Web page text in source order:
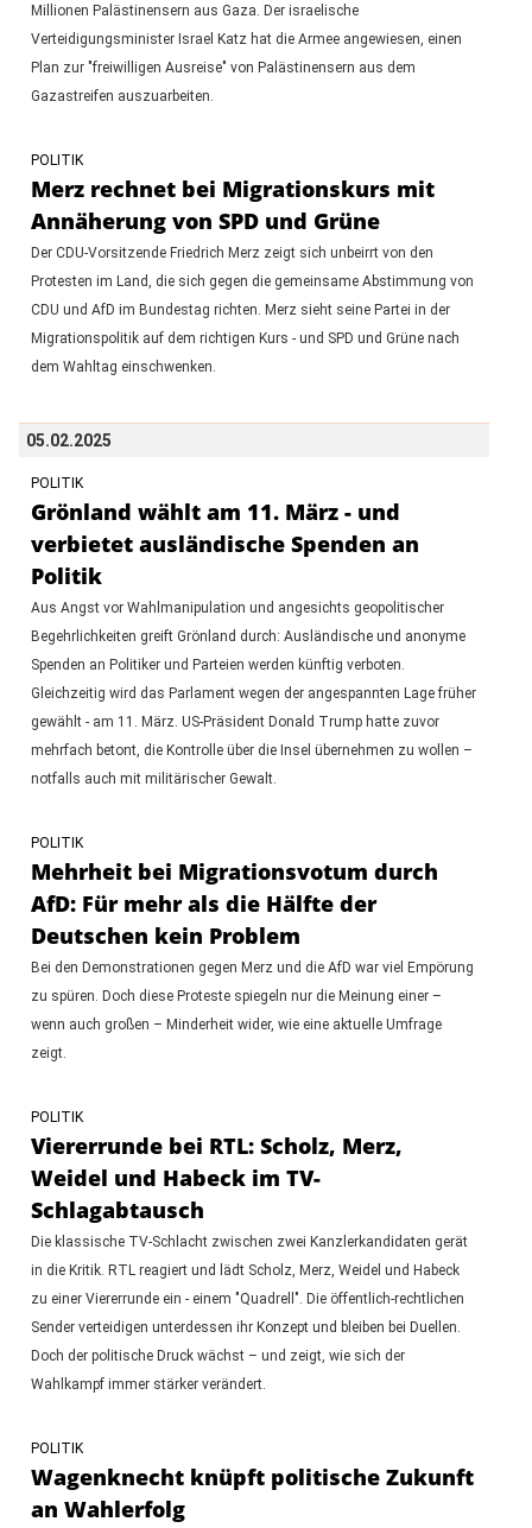
Millionen Palästinensern aus Gaza. Der israelische
Verteidigungsminister Israel Katz hat die Armee angewiesen, einen
Plan zur "freiwilligen Ausreise" von Palästinensern aus dem
Gazastreifen auszuarbeiten.
POLITIK
Merz rechnet bei Migrationskurs mit
Annäherung von SPD und Grüne
Der CDU-Vorsitzende Friedrich Merz zeigt sich unbeirrt von den
Protesten im Land, die sich gegen die gemeinsame Abstimmung von
CDU und AfD im Bundestag richten. Merz sieht seine Partei in der
Migrationspolitik auf dem richtigen Kurs - und SPD und Grüne nach
dem Wahltag einschwenken.
05.02.2025
POLITIK
Grönland wählt am 11. März - und
verbietet ausländische Spenden an
Politik
Aus Angst vor Wahlmanipulation und angesichts geopolitischer
Begehrlichkeiten greift Grönland durch: Ausländische und anonyme
Spenden an Politiker und Parteien werden künftig verboten.
Gleichzeitig wird das Parlament wegen der angespannten Lage früher
gewählt - am 11. März. US-Präsident Donald Trump hatte zuvor
mehrfach betont, die Kontrolle über die Insel übernehmen zu wollen –
notfalls auch mit militärischer Gewalt.
POLITIK
Mehrheit bei Migrationsvotum durch
AfD: Für mehr als die Hälfte der
Deutschen kein Problem
Bei den Demonstrationen gegen Merz und die AfD war viel Empörung
zu spüren. Doch diese Proteste spiegeln nur die Meinung einer –
wenn auch großen – Minderheit wider, wie eine aktuelle Umfrage
zeigt.
POLITIK
Viererrunde bei RTL: Scholz, Merz,
Weidel und Habeck im TV-
Schlagabtausch
Die klassische TV-Schlacht zwischen zwei Kanzlerkandidaten gerät
in die Kritik. RTL reagiert und lädt Scholz, Merz, Weidel und Habeck
zu einer Viererrunde ein - einem "Quadrell". Die öffentlich-rechtlichen
Sender verteidigen unterdessen ihr Konzept und bleiben bei Duellen.
Doch der politische Druck wächst – und zeigt, wie sich der
Wahlkampf immer stärker verändert.
POLITIK
Wagenknecht knüpft politische Zukunft
an Wahlerfolg